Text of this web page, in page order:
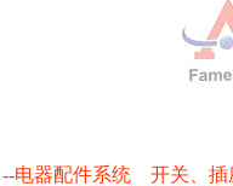
--电器配件系统 开关、插